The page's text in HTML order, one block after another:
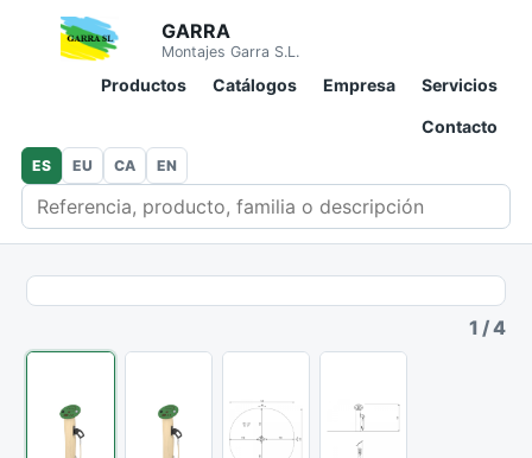
GARRA
Montajes Garra S.L.
Productos Catálogos Empresa Servicios
Contacto
Buscar en catálogo
ES EU CA EN
1 /4